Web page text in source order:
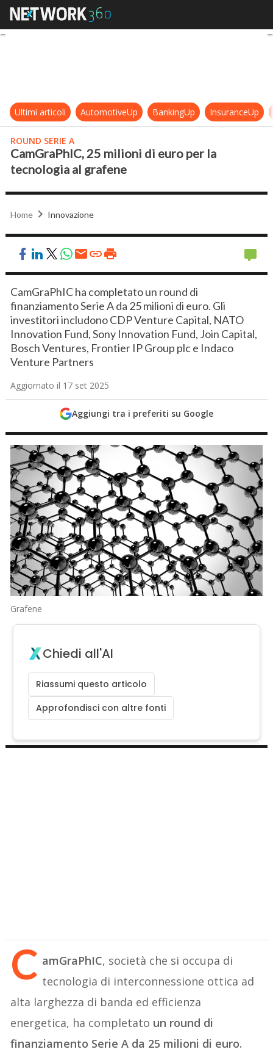
CamGraPhIC, 25 milioni di euro
Ultimi articoli AutomotiveUp BankingUp InsuranceUp
ROUND SERIE A
CamGraPhIC, 25 milioni di euro per la
tecnologia al grafene
Home Innovazione
CamGraPhIC ha completato un round di
finanziamento Serie A da 25 milioni di euro. Gli
investitori includono CDP Venture Capital, NATO
Innovation Fund, Sony Innovation Fund, Join Capital,
Bosch Ventures, Frontier IP Group plc e Indaco
Venture Partners
Aggiornato il 17 set 2025
Aggiungi tra i preferiti su Google
Grafene
Chiedi all'AI
Riassumi questo articolo
Approfondisci con altre fonti
C amGraPhIC, società che si occupa di
tecnologia di interconnessione ottica ad
alta larghezza di banda ed efficienza
energetica, ha completato un round di
finanziamento Serie A da 25 milioni di euro.